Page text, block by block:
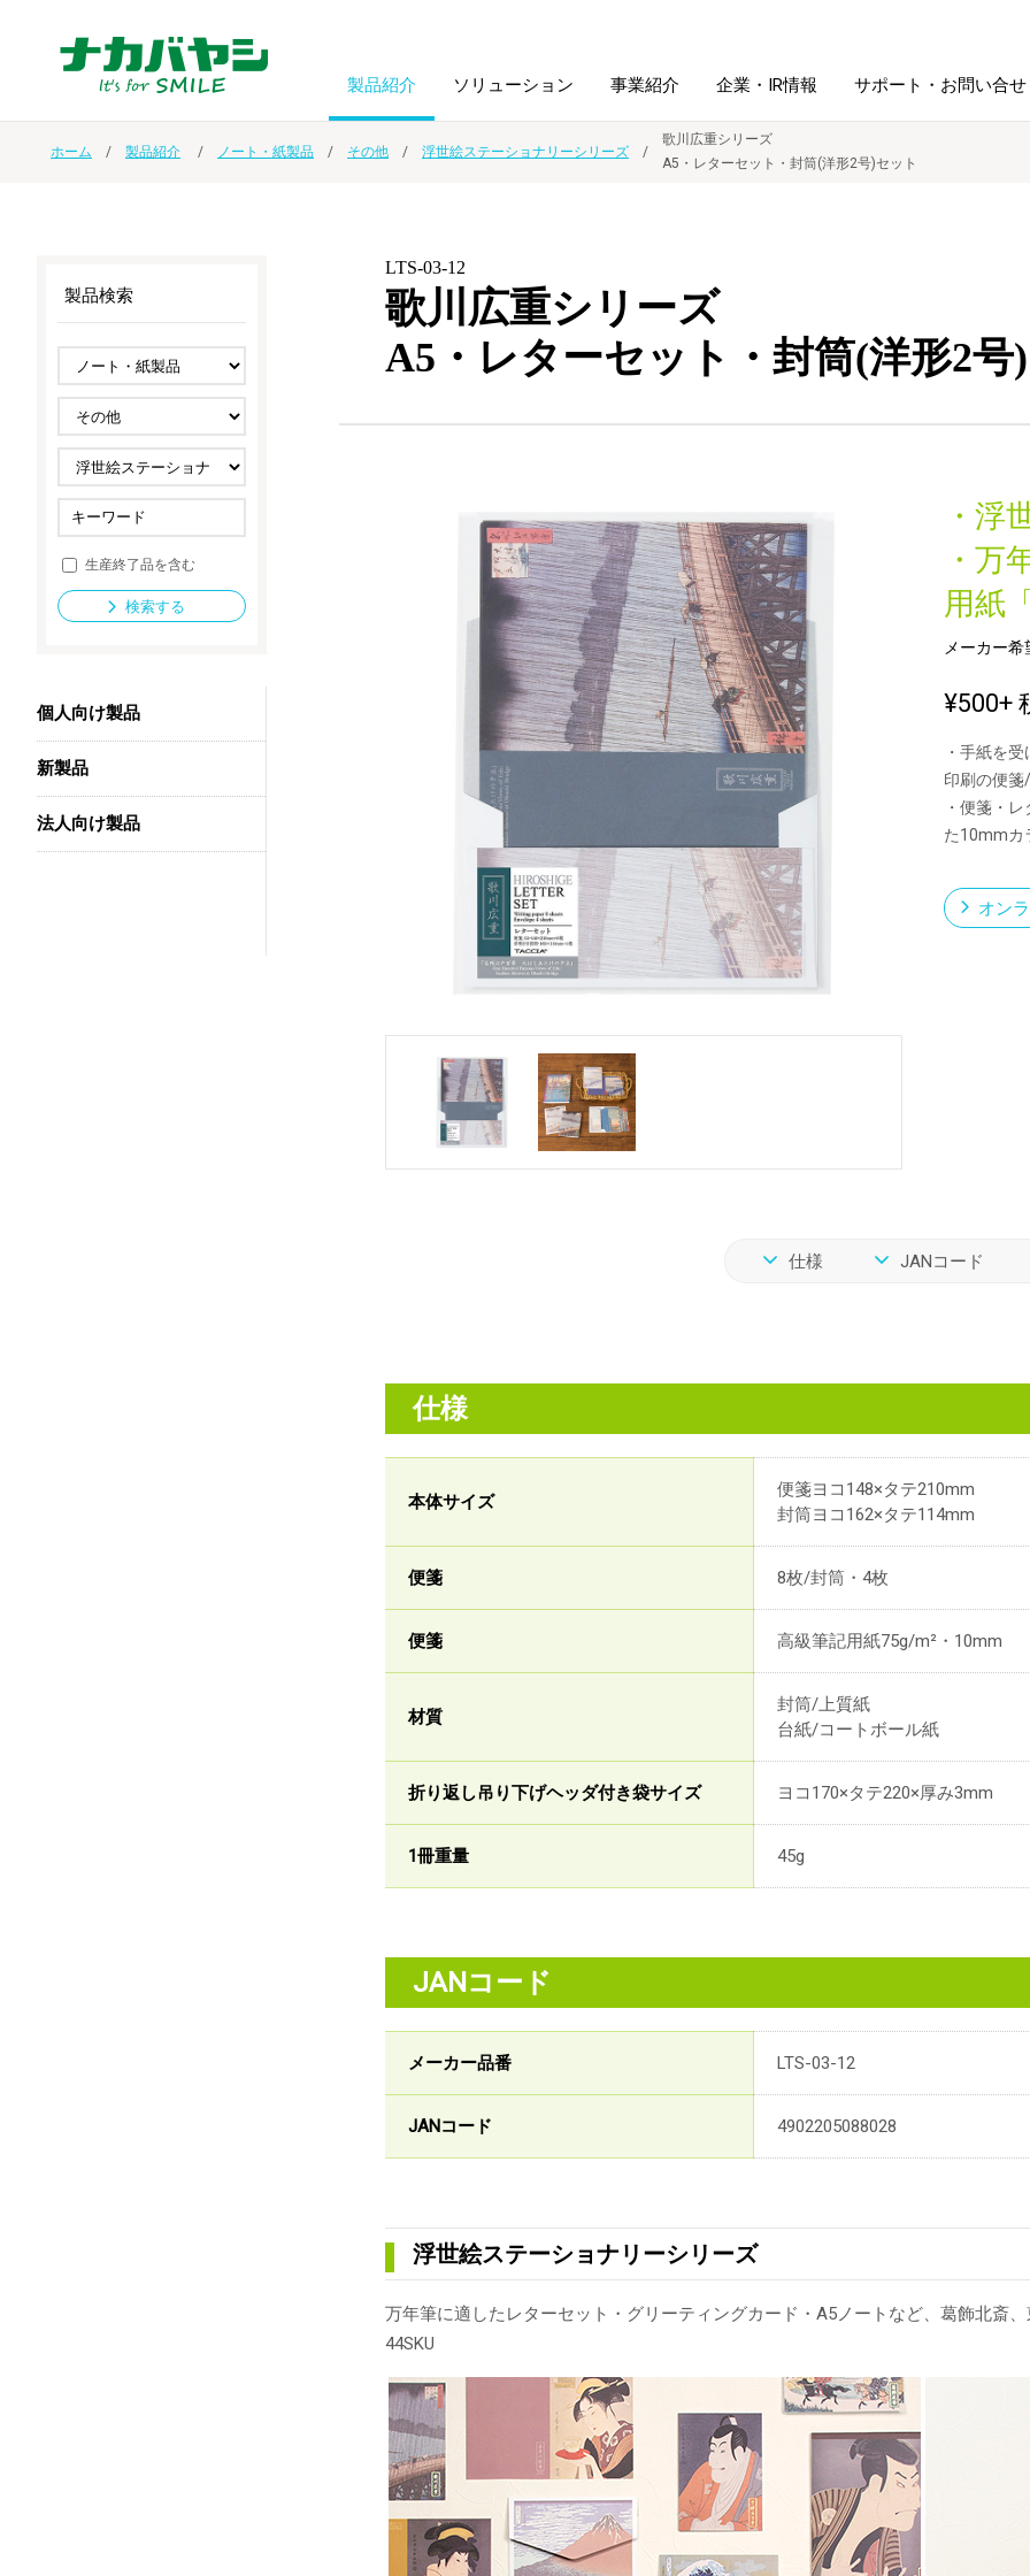
製品紹介
ノート・紙製品
スマートフォン・
タブレット関連
ゲーム関連 デジタルカメラ関連
セキュリティ用品
法人向け製品 新製品一覧
ソリューション
オーダー手帳・ノベルティ制作 学校ソリューション
ドキュメントスキャニングサービス 総務＋クリエイティブ
導入事例
事業紹介 企業・IR情報
IR情報 沿革
サステナビリティ 採用情報
サポート・お問い合せ
ホーム 製品紹介 ノート・紙製品 その他 浮世絵ステーショナリーシリーズ
歌川広重シリーズ
A5・レターセット・封筒(洋形2号)セット
LTS-03-12
歌川広重シリーズ
A5・レターセット・封筒(洋形2号
・浮
・万
用紙
メーカー
¥500+
・手紙を
印刷の便
・便箋・
た10mmカ
オン
仕様 JANコード
仕様
本体サイズ
便箋ヨコ148×タテ210mm
封筒ヨコ162×タテ114mm
便箋 8枚/封筒・4枚
便箋 高級筆記用紙75g/m²・10mm
材質
封筒/上質紙
台紙/コートボール紙
折り返し吊り下げヘッダ付き袋サイズ ヨコ170×タテ220×厚み3mm
1冊重量 45g
JANコード
メーカー品番 LTS-03-12
JANコード 4902205088028
浮世絵ステーショナリーシリーズ
万年筆に適したレターセット・グリーティングカード・A5ノートなど、葛飾北斎
44SKU
製品検索
生産終了品を含む
検索する
個人向け製品
新製品
法人向け製品